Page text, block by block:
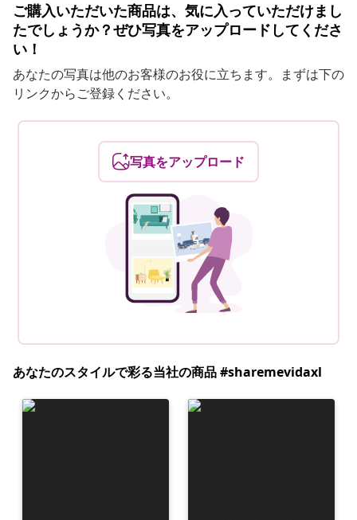
ご購入いただいた商品は、気に入っていただけまし
たでしょうか？ぜひ写真をアップロードしてくださ
い！
あなたの写真は他のお客様のお役に立ちます。まずは下の
リンクからご登録ください。
写真をアップロード
あなたのスタイルで彩る当社の商品 #sharemevidaxl